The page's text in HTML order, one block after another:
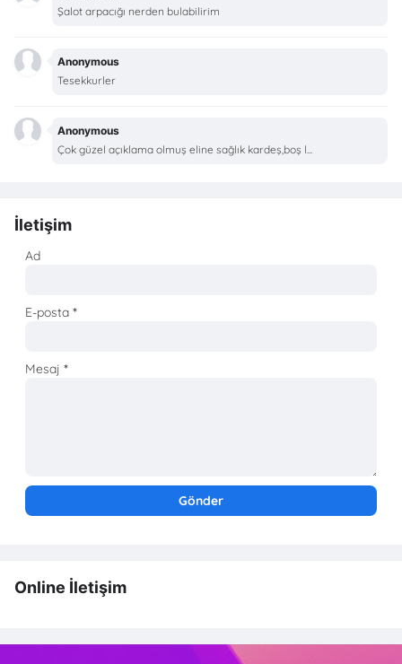
Şalot arpacığı nerden bulabilirim
Anonymous
Tesekkurler
Anonymous
Çok güzel açıklama olmuş eline sağlık kardeş,boş l...
İletişim
Ad
E-posta*
Mesaj*
Online İletişim